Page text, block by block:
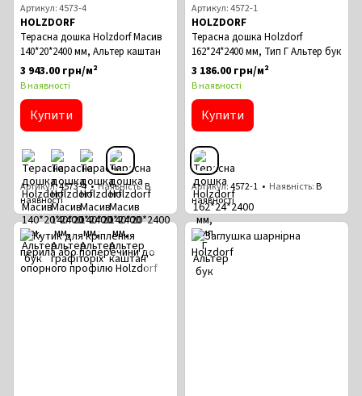
Артикул: 4573-4
HOLZDORF
Терасна дошка Holzdorf Масив
140*20*2400 мм, Альтер каштан
3 943.00 грн/м²
В наявності
Купити
Артикул 4573-4 Наявність В
наявності
Артикул: 4572-1
HOLZDORF
Терасна дошка Holzdorf
162*24*2400 мм, Тип Г Альтер бук
3 186.00 грн/м²
В наявності
Купити
Артикул 4572-1 Наявність В
наявності